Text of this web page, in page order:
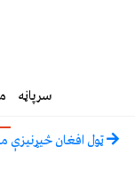
سرپاڼه
ټول افغان څیړنیزې